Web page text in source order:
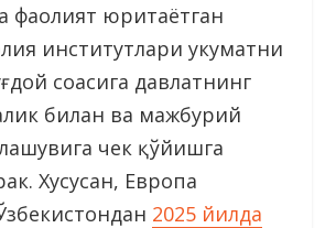
фаолият юритаётган
институтлари ҳукуматни
соҳасига давлатнинг
билан ва мажбурий
чек қўйишга
Хусусан, Европа
2025 йилда